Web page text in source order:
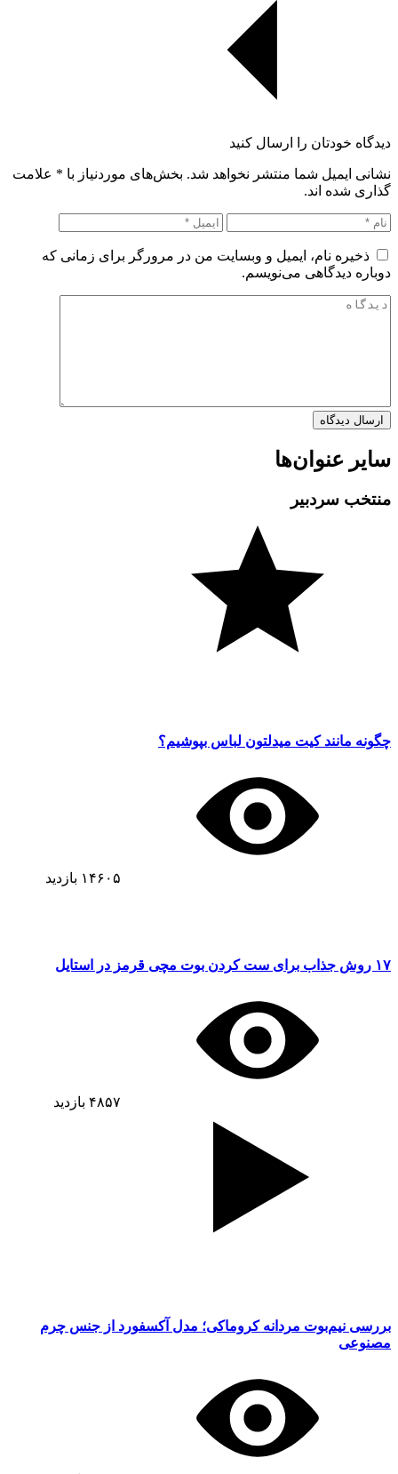
دیدگاه خودتان را ارسال کنید
نشانی ایمیل شما منتشر نخواهد شد. بخش‌های موردنیاز با * علامت
گذاری شده اند.
ذخیره نام، ایمیل و وبسایت من در مرورگر برای زمانی که
دوباره دیدگاهی می‌نویسم.
سایر عنوان‌ها
منتخب سردبیر
چگونه مانند کیت میدلتون لباس بپوشیم؟
۱۴۶۰۵ بازدید
۱۷ روش جذاب برای ست کردن بوت مچی قرمز در استایل
۴۸۵۷ بازدید
بررسی نیم‌بوت مردانه کروماکی؛ مدل آکسفورد از جنس چرم
مصنوعی